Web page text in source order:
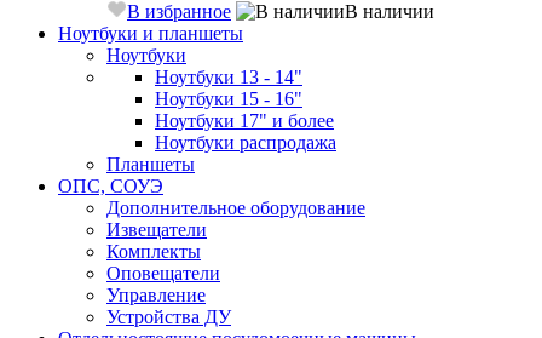
В избранное
В наличии
Ноутбуки и планшеты
Ноутбуки
Ноутбуки 13 - 14"
Ноутбуки 15 - 16"
Ноутбуки 17" и более
Ноутбуки распродажа
Планшеты
ОПС, СОУЭ
Дополнительное оборудование
Извещатели
Комплекты
Оповещатели
Управление
Устройства ДУ